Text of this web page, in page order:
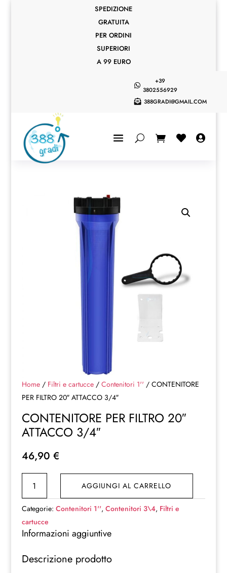
SPEDIZIONE
GRATUITA
PER ORDINI
SUPERIORI
A 99 EURO

+39
3802556929
 388GRADI@GMAIL.COM
 
Home/ Filtri e cartucce/ Contenitori 1'' / CONTENITORE
PER FILTRO 20″ ATTACCO 3/4″
CONTENITORE PER FILTRO 20″
ATTACCO 3/4″
46,90 €
PER
FILTRO
20"
ATTACCO
quantità
AGGIUNGI AL CARRELLO
Categorie: Contenitori 1'', Contenitori 3\4, Filtri e
cartucce
Informazioni aggiuntive
Descrizione prodotto